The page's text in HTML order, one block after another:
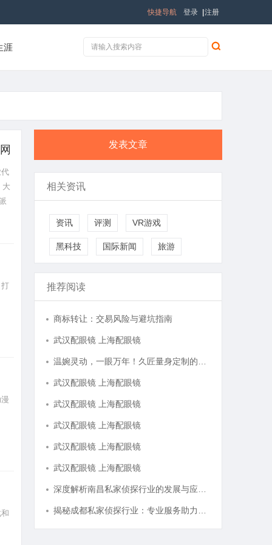
登录 注册
快捷导航
涯
大
发表文章
相关资讯
资讯 评测 VR游戏
黑科技 国际新闻 旅游
推荐阅读
商标转让：交易风险与避坑指南
武汉配眼镜 上海配眼镜
武汉配眼镜 上海配眼镜
武汉配眼镜 上海配眼镜
武汉配眼镜 上海配眼镜
武汉配眼镜 上海配眼镜
武汉配眼镜 上海配眼镜